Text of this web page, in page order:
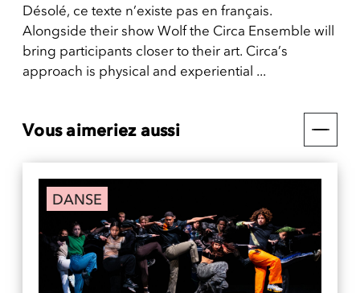
Désolé, ce texte n’existe pas en français.
Alongside their show Wolf the Circa Ensemble will
bring participants closer to their art. Circa’s
approach is physical and experiential ...
Vous aimeriez aussi
DANSE